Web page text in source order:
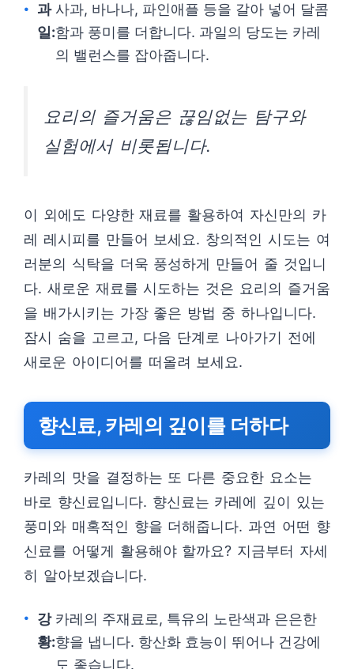
과
일:
사과, 바나나, 파인애플 등을 갈아 넣어 달콤
함과 풍미를 더합니다. 과일의 당도는 카레
의 밸런스를 잡아줍니다.
요리의 즐거움은 끊임없는 탐구와
실험에서 비롯됩니다.
이 외에도 다양한 재료를 활용하여 자신만의 카
레 레시피를 만들어 보세요. 창의적인 시도는 여
러분의 식탁을 더욱 풍성하게 만들어 줄 것입니
다. 새로운 재료를 시도하는 것은 요리의 즐거움
을 배가시키는 가장 좋은 방법 중 하나입니다.
잠시 숨을 고르고, 다음 단계로 나아가기 전에
새로운 아이디어를 떠올려 보세요.
향신료, 카레의 깊이를 더하다
카레의 맛을 결정하는 또 다른 중요한 요소는
바로 향신료입니다. 향신료는 카레에 깊이 있는
풍미와 매혹적인 향을 더해줍니다. 과연 어떤 향
신료를 어떻게 활용해야 할까요? 지금부터 자세
히 알아보겠습니다.
강
황:
카레의 주재료로, 특유의 노란색과 은은한
향을 냅니다. 항산화 효능이 뛰어나 건강에
도 좋습니다.